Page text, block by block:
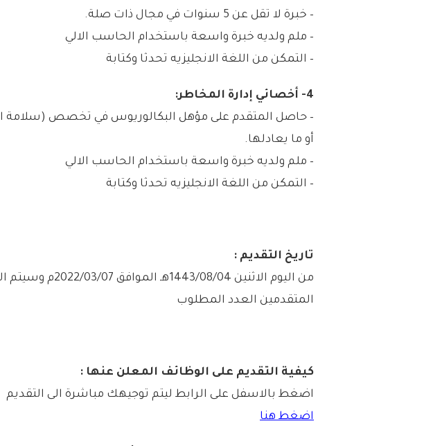
– خبرة لا تقل عن 5 سنوات في مجال ذات صلة.
– ملم ولديه خبرة واسعة باستخدام الحاسب الالي
– التمكن من اللغة الانجليزيه تحدثا وكتابة
4- أخصائي إدارة المخاطر:
– حاصل المتقدم على مؤهل البكالوريوس في تخصص (سلامة
أو ما يعادلها.
– ملم ولديه خبرة واسعة باستخدام الحاسب الالي
– التمكن من اللغة الانجليزيه تحدثا وكتابة
تاريخ التقديم :
من اليوم الاثنين 1443/08/
المتقدمين العدد المطلوب
كيفية التقديم على الوظائف المعلن عنها :
اضغط بالاسفل على الرابط ليتم توجيهك مباشرة الى التقديم
اضغط هنا